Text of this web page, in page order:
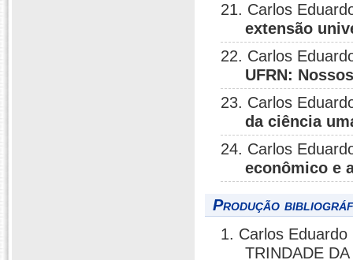
21. Carlos
extensão
22. Carlos
UFRN:
23. Carlos
da ciência
24. Carlos
econômico e
Produção
1. Carlos
TRINDADE